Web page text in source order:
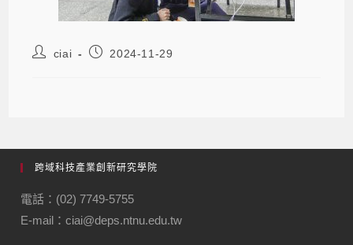
ciai 2024-11-29
跨域科技產業創新研究學院
電話：(02) 7749-5755
E-mail：ciai@deps.ntnu.edu.tw